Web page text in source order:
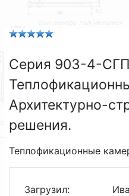
Серия 903-4-
Архитектурно-
решения.
Теплофикационные
Загрузил: